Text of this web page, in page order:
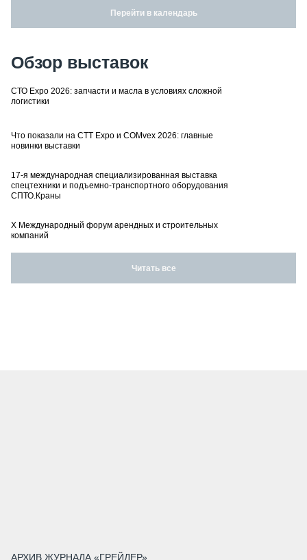
Перейти в календарь
Обзор выставок
СТО Expo 2026: запчасти и масла в условиях сложной
логистики
Что показали на CTT Expo и COMvex 2026: главные
новинки выставки
17-я международная специализированная выставка
спецтехники и подъемно-транспортного оборудования
СПТО.Краны
X Международный форум арендных и строительных
компаний
Читать все
АРХИВ ЖУРНАЛА «ГРЕЙДЕР»